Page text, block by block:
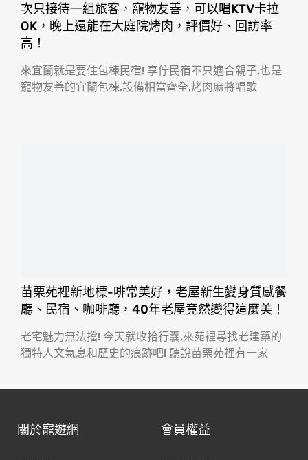
次只接待一組旅客，寵物友善，可以唱KTV卡拉
OK，晚上還能在大庭院烤肉，評價好、回訪率
高！
來宜蘭就是要住包棟民宿! 享佇民宿不只適合親子,也是
寵物友善的宜蘭包棟,設備相當齊全,烤肉麻將唱歌
苗栗苑裡新地標-啡常美好，老屋新生變身質感餐
廳、民宿、咖啡廳，40年老屋竟然變得這麼美！
老宅魅力無法擋! 今天就收拾行囊,來苑裡尋找老建築的
獨特人文氣息和歷史的痕跡吧! 聽說苗栗苑裡有一家
關於寵遊網 會員權益